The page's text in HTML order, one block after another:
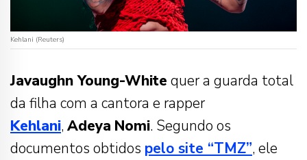
Kehlani (Reuters)
Javaughn Young-White quer a guarda total
da filha com a cantora e rapper
Kehlani, Adeya Nomi. Segundo os
documentos obtidos pelo site “TMZ”, ele